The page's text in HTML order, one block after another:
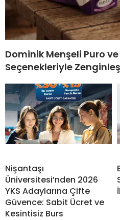
Dominik Menşeli Puro
Seçenekleriyle
Nişantaşı
Üniversitesi’nden 2026
YKS Adaylarına Çifte
Güvence: Sabit Ücret ve
Kesintisiz Burs